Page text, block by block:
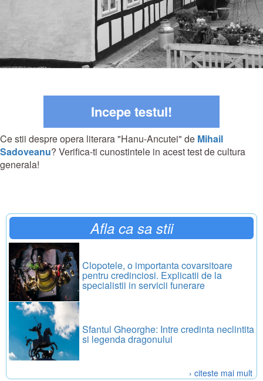
Incepe testul!
Ce stii despre opera literara "Hanu-Ancutei" de Mihail
Sadoveanu? Verifica-ti cunostintele in acest test de cultura
generala!
Afla ca sa stii
Clopotele, o importanta covarsitoare
pentru credinciosi. Explicatii de la
specialistii in servicii funerare
Sfantul Gheorghe: Intre credinta neclintita
si legenda dragonului
› citeste mai mult